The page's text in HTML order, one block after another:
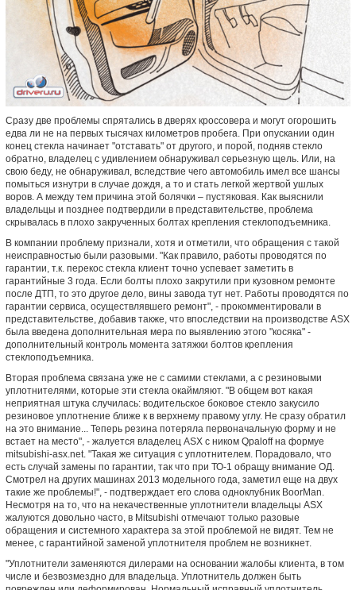
Сразу две проблемы спрятались в дверях кроссовера и могут огорошить
едва ли не на первых тысячах километров пробега. При опускании один
конец стекла начинает "отставать" от другого, и порой, подняв стекло
обратно, владелец с удивлением обнаруживал серьезную щель. Или, на
свою беду, не обнаруживал, вследствие чего автомобиль имел все шансы
помыться изнутри в случае дождя, а то и стать легкой жертвой ушлых
воров. А между тем причина этой болячки – пустяковая. Как выяснили
владельцы и позднее подтвердили в представительстве, проблема
скрывалась в плохо закрученных болтах крепления стеклоподъемника.
В компании проблему признали, хотя и отметили, что обращения с такой
неисправностью были разовыми. "Как правило, работы проводятся по
гарантии, т.к. перекос стекла клиент точно успевает заметить в
гарантийные 3 года. Если болты плохо закрутили при кузовном ремонте
после ДТП, то это другое дело, вины завода тут нет. Работы проводятся по
гарантии сервиса, осуществлявшего ремонт", - прокомментировали в
представительстве, добавив также, что впоследствии на производстве ASX
была введена дополнительная мера по выявлению этого "косяка" -
дополнительный контроль момента затяжки болтов крепления
стеклоподъемника.
Вторая проблема связана уже не с самими стеклами, а с резиновыми
уплотнителями, которые эти стекла окаймляют. "В общем вот какая
неприятная штука случилась: водительское боковое стекло закусило
резиновое уплотнение ближе к в верхнему правому углу. Не сразу обратил
на это внимание... Теперь резина потеряла первоначальную форму и не
встает на место", - жалуется владелец ASX с ником Qpaloff на формуе
mitsubishi-asx.net. "Такая же ситуация с уплотнителем. Порадовало, что
есть случай замены по гарантии, так что при ТО-1 обращу внимание ОД.
Смотрел на других машинах 2013 модельного года, заметил еще на двух
такие же проблемы!", - подтверждает его слова одноклубник BoorMan.
Несмотря на то, что на некачественные уплотнители владельцы ASX
жалуются довольно часто, в Mitsubishi отмечают только разовые
обращения и системного характера за этой проблемой не видят. Тем не
менее, с гарантийной заменой уплотнителя проблем не возникнет.
"Уплотнители заменяются дилерами на основании жалобы клиента, в том
числе и безвозмездно для владельца. Уплотнитель должен быть